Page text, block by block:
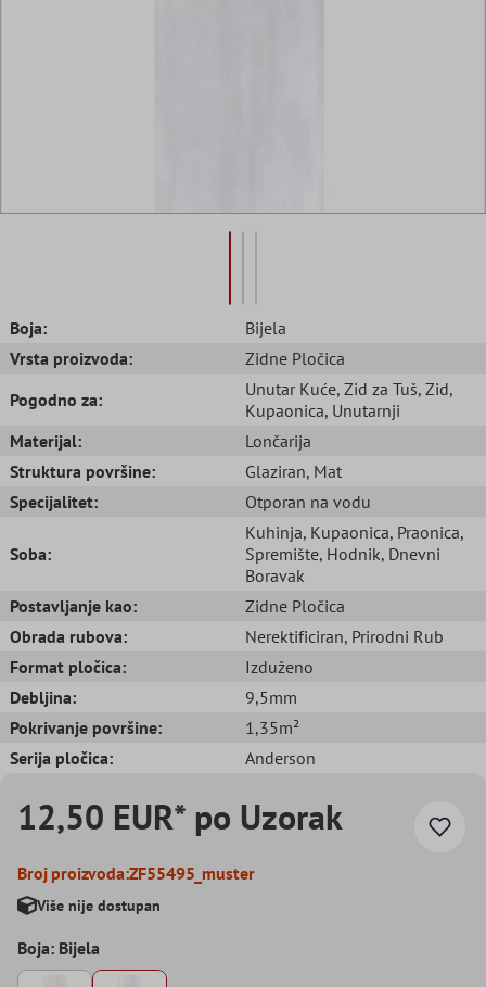
Boja:
Bijela
Vrsta proizvoda:
Zidne Pločica
Pogodno za:
Unutar Kuće, Zid za Tuš, Zid,
Kupaonica, Unutarnji
Materijal:
Lončarija
Struktura površine:
Glaziran, Mat
Specijalitet:
Otporan na vodu
Soba:
Kuhinja, Kupaonica, Praonica,
Spremište, Hodnik, Dnevni
Boravak
Postavljanje kao:
Zidne Pločica
Obrada rubova:
Nerektificiran, Prirodni Rub
Format pločica:
Izduženo
Debljina:
9,5mm
Pokrivanje površine:
1,35m²
Serija pločica:
Anderson
12,50 EUR* po Uzorak
Broj proizvoda:ZF55495_muster
Više nije dostupan
Boja: Bijela